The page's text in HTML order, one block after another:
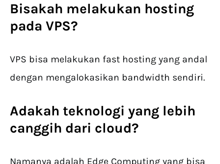
Bisakah melakukan hosting
pada VPS?
VPS bisa melakukan fast hosting yang andal
dengan mengalokasikan bandwidth sendiri.
Adakah teknologi yang lebih
canggih dari cloud?
Namanya adalah Edge Computing yang bisa